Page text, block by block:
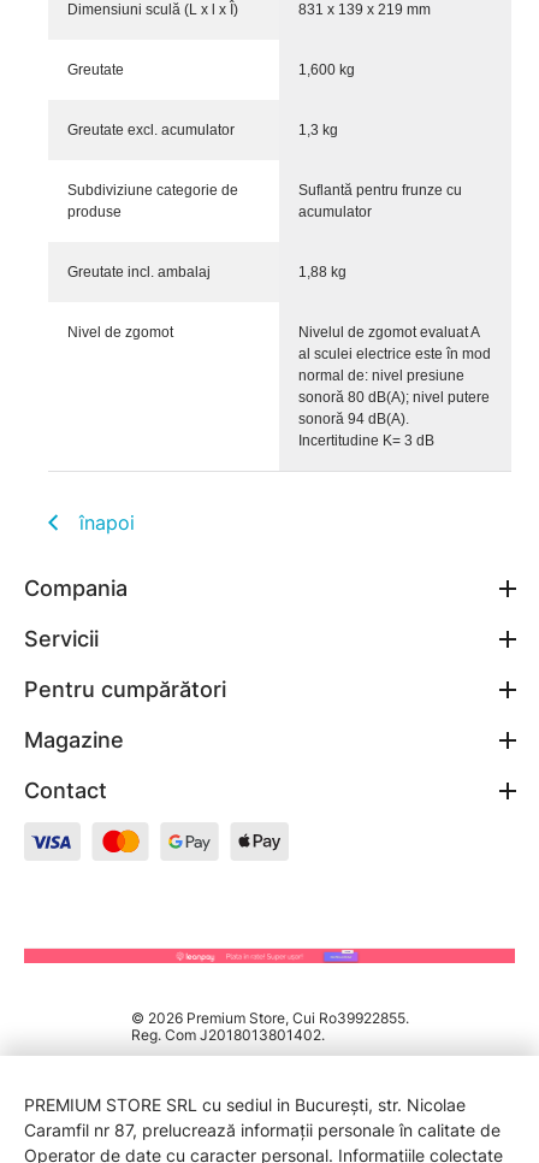
Dimensiuni sculă (L x l x Î) 831 x 139 x 219 mm
Greutate 1,600 kg
Greutate excl. acumulator 1,3 kg
Subdiviziune categorie de
produse
Suflantă pentru frunze cu
acumulator
Greutate incl. ambalaj 1,88 kg
Nivel de zgomot
Nivelul de zgomot evaluat A
al sculei electrice este în mod
normal de: nivel presiune
sonoră 80 dB(A); nivel putere
sonoră 94 dB(A).
Incertitudine K= 3 dB
înapoi
Compania
Servicii
Pentru cumpărători
Magazine
Contact
© 2026 Premium Store, Cui Ro39922855.
Reg. Com J2018013801402.
PREMIUM STORE SRL cu sediul in București, str. Nicolae
Caramfil nr 87, prelucrează informații personale în calitate de
Operator de date cu caracter personal. Informațiile colectate